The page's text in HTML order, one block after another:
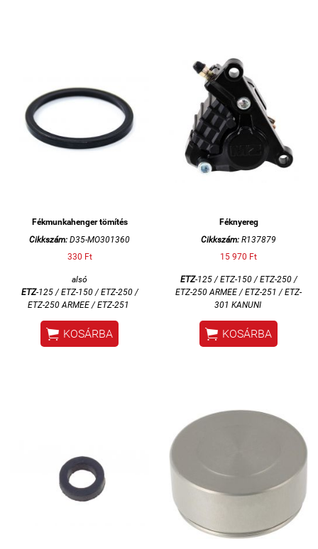
Fékmunkahenger tömítés
Cikkszám: D35-MO301360
330 Ft
alsó
ETZ-125 / ETZ-150 / ETZ-250 /
ETZ-250 ARMEE / ETZ-251
 KOSÁRBA
Féknyereg
Cikkszám: R137879
15 970 Ft
ETZ-125 / ETZ-150 / ETZ-250 /
ETZ-250 ARMEE / ETZ-251 / ETZ-
301 KANUNI
 KOSÁRBA